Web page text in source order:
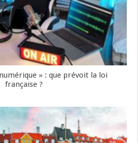
» : que prévoit la loi
française ?